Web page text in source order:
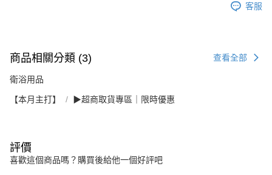
客服
商品相關分類 (3) 查看全部
衛浴用品
【本月主打】 ▶超商取貨專區｜限時優惠
評價
喜歡這個商品嗎？購買後給他一個好評吧